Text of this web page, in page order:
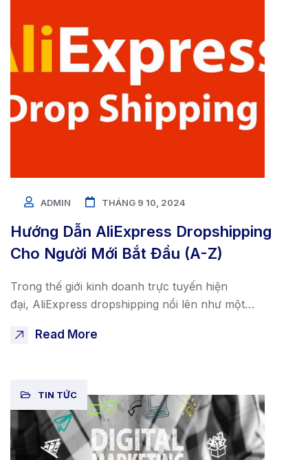
ADMIN THÁNG 9 10, 2024
Hướng Dẫn AliExpress Dropshipping
Cho Người Mới Bắt Đầu (A-Z)
Trong thế giới kinh doanh trực tuyến hiện
đại, AliExpress dropshipping nổi lên như một…
Read More
TIN TỨC